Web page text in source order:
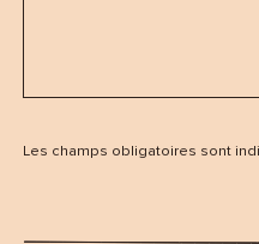
Les champs obligatoires sont